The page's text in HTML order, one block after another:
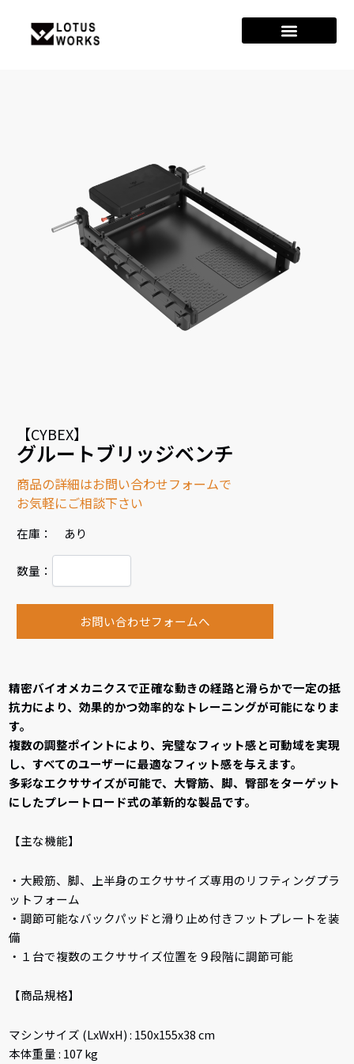
【CYBEX】
グルートブリッジベンチ
商品の詳細はお問い合わせフォームで
お気軽にご相談下さい
在庫： あり
数量：
お問い合わせフォームへ
精密バイオメカニクスで正確な動きの経路と滑らかで一定の抵
抗力により、効果的かつ効率的なトレーニングが可能になりま
す。
複数の調整ポイントにより、完璧なフィット感と可動域を実現
し、すべてのユーザーに最適なフィット感を与えます。
多彩なエクササイズが可能で、大臀筋、脚、臀部をターゲット
にしたプレートロード式の革新的な製品です。
【主な機能】
・大殿筋、脚、上半身のエクササイズ専用のリフティングプラ
ットフォーム
・調節可能なバックパッドと滑り止め付きフットプレートを装
備
・１台で複数のエクササイズ位置を９段階に調節可能
【商品規格】
マシンサイズ (LxWxH) : 150x155x38 cm
本体重量 : 107 kg